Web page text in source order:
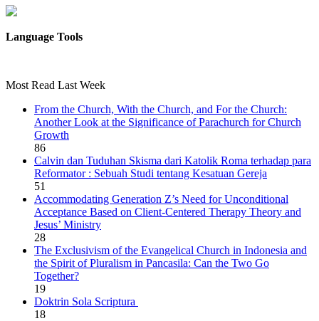
Language Tools
Most Read Last Week
From the Church, With the Church, and For the Church:
Another Look at the Significance of Parachurch for Church
Growth
86
Calvin dan Tuduhan Skisma dari Katolik Roma terhadap para
Reformator : Sebuah Studi tentang Kesatuan Gereja
51
Accommodating Generation Z’s Need for Unconditional
Acceptance Based on Client-Centered Therapy Theory and
Jesus’ Ministry
28
The Exclusivism of the Evangelical Church in Indonesia and
the Spirit of Pluralism in Pancasila: Can the Two Go
Together?
19
Doktrin Sola Scriptura
18